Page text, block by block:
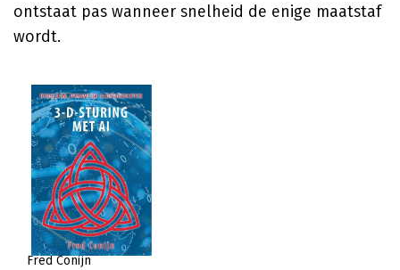
ontstaat pas wanneer snelheid de enige maatstaf
wordt.
Fred Conijn